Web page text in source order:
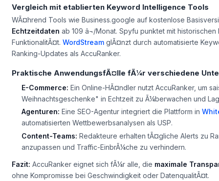
Vergleich mit etablierten Keyword Intelligence Tools
WÃ¤hrend Tools wie Business.google auf kostenlose
Echtzeitdaten ab 109 â¬/Monat. Spyfu punktet mit
FunktionalitÃ¤t. WordStream glÃ¤nzt durch automatisierte
Ranking-Updates als AccuRanker.
Praktische AnwendungsfÃ¤lle fÃ¼r verschiedene
E-Commerce: Ein Online-HÃ¤ndler nutzt AccuRanker, um
Weihnachtsgeschenke" in Echtzeit zu Ã¼berwachen und
Agenturen: Eine SEO-Agentur integriert die Plattform in
automatisierten Wettbewerbsanalysen als USP.
Content-Teams: Redakteure erhalten tÃ¤gliche Alerts zu
anzupassen und Traffic-EinbrÃ¼che zu verhindern.
Fazit: AccuRanker eignet sich fÃ¼r alle, die maximale
ohne Kompromisse bei Geschwindigkeit oder DatenqualitÃ¤t.